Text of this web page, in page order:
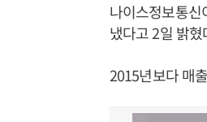
나이스정보통신
냈다고 2일 밝혔
2015년보다 매